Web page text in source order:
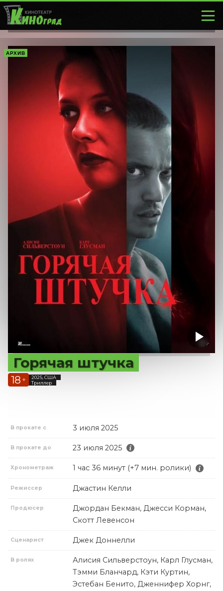
АРХИВ
Горячая штучка
18 +
2025, США
Триллер
В прокате с 3 июля 2025
В прокате до 23 июля 2025
Хронометраж 1 час 36 минут (+7 мин. ролики)
Режиссер Джастин Келли
Продюсер
Джордан Бекман, Джесси Корман,
Скотт Левенсон
Сценарист Джек Доннелли
В ролях
Алисия Сильверстоун, Карл Глусман,
Тэмми Бланчард, Кэти Куртин,
Эстебан Бенито, Дженнифер Хорнг,